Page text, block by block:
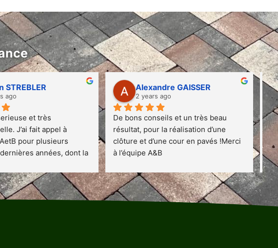
STREBLER
ago
et très
J’ai fait appel à
pour plusieurs
années, dont la
d’un mur en élément en
et très
complet
Alexandre GAISSER
2 years ago
De bons conseils et un très beau
résultat, pour la réalisation d’une
clôture et d’une cour en pavés !Merci
à l’équipe A&B